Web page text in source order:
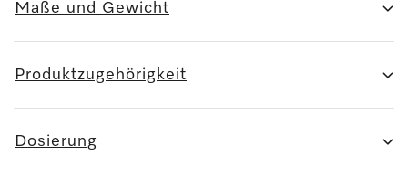
Maße und Gewicht
Produktzugehörigkeit
Dosierung